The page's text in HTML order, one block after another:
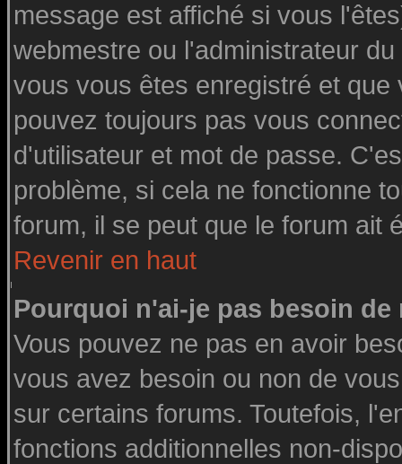
message est affiché si vous
webmestre ou l'administrateur
vous vous êtes enregistré et
pouvez toujours pas vous
d'utilisateur et mot de passe.
problème, si cela ne fonctionne
forum, il se peut que le forum ait
Revenir en haut
Pourquoi n'ai-je pas besoin
Vous pouvez ne pas en avoir
vous avez besoin ou non de
sur certains forums. Toutefois,
fonctions additionnelles non-